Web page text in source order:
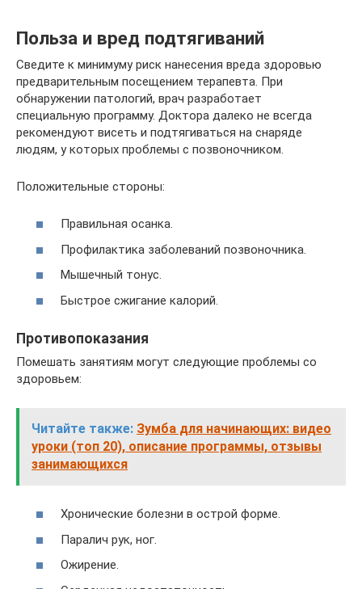
Польза и вред подтягиваний
Сведите к минимуму риск нанесения вреда здоровью
предварительным посещением терапевта. При
обнаружении патологий, врач разработает
специальную программу. Доктора далеко не всегда
рекомендуют висеть и подтягиваться на снаряде
людям, у которых проблемы с позвоночником.
Положительные стороны:
Правильная осанка.
Профилактика заболеваний позвоночника.
Мышечный тонус.
Быстрое сжигание калорий.
Противопоказания
Помешать занятиям могут следующие проблемы со
здоровьем:
Читайте также: Зумба для начинающих: видео
уроки (топ 20), описание программы, отзывы
занимающихся
Хронические болезни в острой форме.
Паралич рук, ног.
Ожирение.